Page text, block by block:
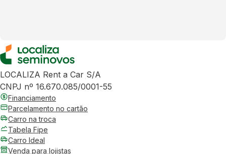
LOCALIZA Rent a Car S/A
CNPJ nº 16.670.085/0001-55
Financiamento
Parcelamento no cartão
Carro na troca
Tabela Fipe
Carro Ideal
Venda para lojistas